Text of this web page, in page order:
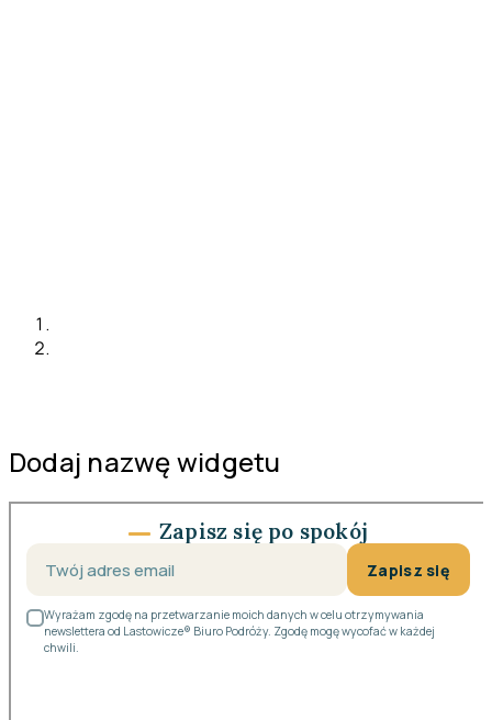
Dodaj nazwę widgetu